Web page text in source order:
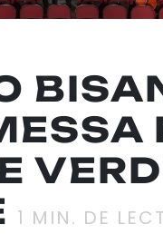
1 MIN. DE